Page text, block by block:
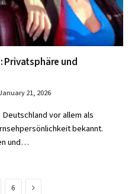
Privatsphäre und
21, 2026
vor allem als
bekannt.
und…
6 Next